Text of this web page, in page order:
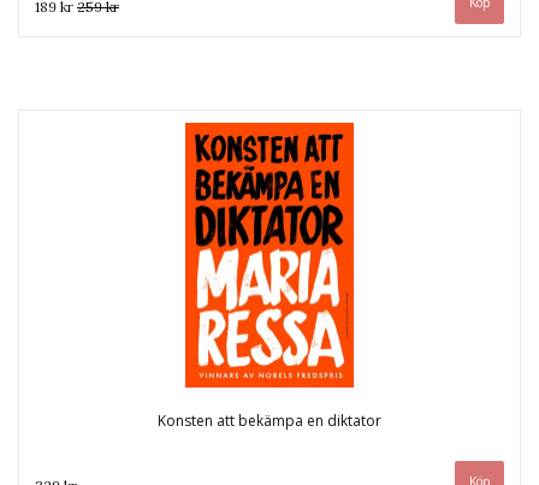
189 kr 259 kr
Konsten att bekämpa en diktator